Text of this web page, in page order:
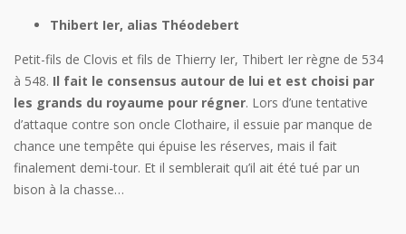
Thibert Ier, alias Théodebert
Petit-fils de Clovis et fils de Thierry Ier, Thibert Ier règne de 534
à 548. Il fait le consensus autour de lui et est choisi par
les grands du royaume pour régner. Lors d’une tentative
d’attaque contre son oncle Clothaire, il essuie par manque de
chance une tempête qui épuise les réserves, mais il fait
finalement demi-tour. Et il semblerait qu’il ait été tué par un
bison à la chasse…